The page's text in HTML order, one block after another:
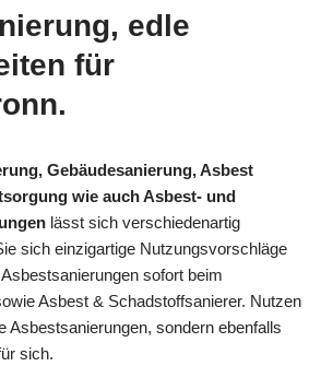
edle
für
Gebäudesanierung, Asbest
wie auch Asbest- und
lässt sich verschiedenartig
sich einzigartige Nutzungsvorschläge
sofort beim
Asbest & Schadstoffsanierer. Nutzen
Asbestsanierungen, sondern ebenfalls
sich.